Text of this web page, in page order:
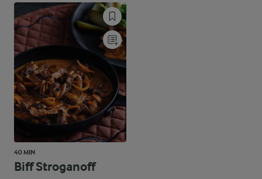
40 MIN
Biff Stroganoff